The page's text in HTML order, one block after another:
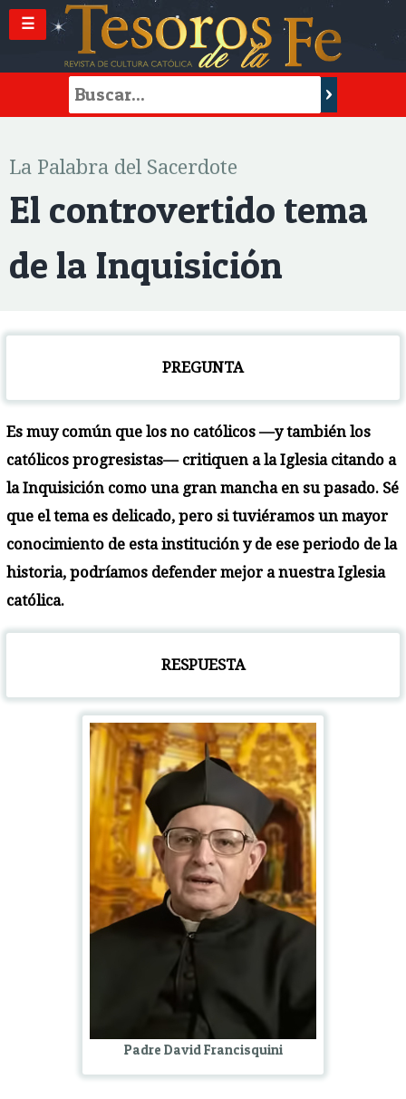
☰
La Palabra del Sacerdote
El controvertido tema
de la Inquisición
PREGUNTA
Es muy común que los no católicos —y también los
católicos progresistas— critiquen a la Iglesia citando a
la Inquisición como una gran mancha en su pasado. Sé
que el tema es delicado, pero si tuviéramos un mayor
conocimiento de esta institución y de ese periodo de la
historia, podríamos defender mejor a nuestra Iglesia
católica.
RESPUESTA
Padre David Francisquini